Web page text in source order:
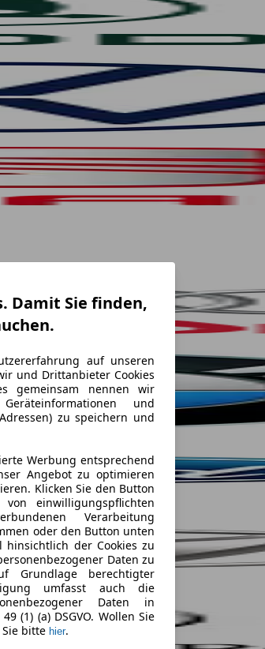
Damit Sie finden,
auf unseren
und Drittanbieter Cookies
gemeinsam nennen wir
und
zu speichern und
Werbung entsprechend
Angebot zu optimieren
Klicken Sie den Button
einwilligungspflichten
Verarbeitung
oder den Button unten
der Cookies zu
Daten zu
Grundlage berechtigter
umfasst auch die
Daten in
(1) (a) DSGVO. Wollen Sie
bitte hier.